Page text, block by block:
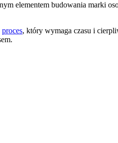
elementem budowania marki
proces, który wymaga czasu i